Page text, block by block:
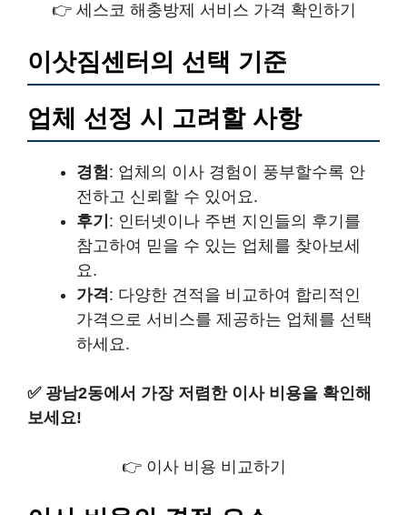
👉 세스코 해충방제 서비스 가격 확인하기
이삿짐센터의 선택 기준
업체 선정 시 고려할 사항
경험: 업체의 이사 경험이 풍부할수록 안
전하고 신뢰할 수 있어요.
후기 : 인터넷이나 주변 지인들의 후기를
참고하여 믿을 수 있는 업체를 찾아보세
요.
가격 : 다양한 견적을 비교하여 합리적인
가격으로 서비스를 제공하는 업체를 선택
하세요.
✅ 광남2동에서 가장 저렴한 이사 비용을 확인해
보세요!
👉 이사 비용 비교하기